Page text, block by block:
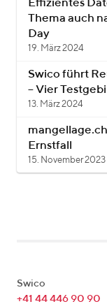
19. März 2024
Effizientes
Thema auch
Day
13. März 2024
Swico führt
– Vier
15. November 2023
Ernstfall
Swico
+41 44 446 90 90